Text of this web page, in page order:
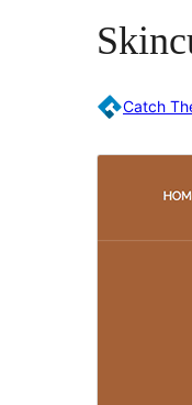
Catch